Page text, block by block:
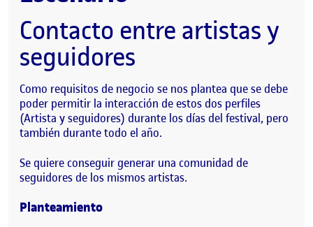
Contacto entre artistas y
seguidores
Como requisitos de negocio se nos plantea que se debe
poder permitir la interacción de estos dos perfiles
(Artista y seguidores) durante los días del festival, pero
también durante todo el año.
Se quiere conseguir generar una comunidad de
seguidores de los mismos artistas.
Planteamiento